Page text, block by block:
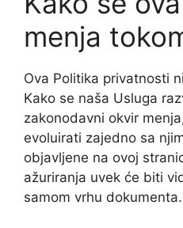
menja
Ova Politika privatnosti
Kako se naša Usluga
zakonodavni okvir
evoluirati zajedno sa
objavljene na ovoj
ažuriranja uvek će biti
samom vrhu dokumenta.